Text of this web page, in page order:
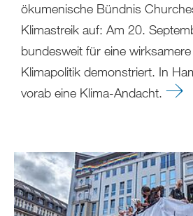
ökumenische Bündnis
Klimastreik auf: Am 20.
bundesweit für eine
Klimapolitik demonstriert. In
vorab eine Klima-Andacht.